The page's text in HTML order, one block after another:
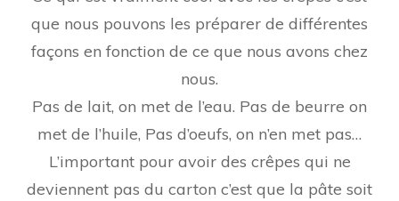
que nous pouvons les préparer de différentes
façons en fonction de ce que nous avons chez
nous.
Pas de lait, on met de l’eau. Pas de beurre on
met de l’huile, Pas d’oeufs, on n’en met pas…
L’important pour avoir des crêpes qui ne
deviennent pas du carton c’est que la pâte soit